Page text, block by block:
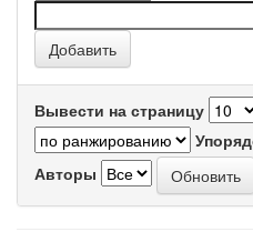
Вывести на страницу
Авторы